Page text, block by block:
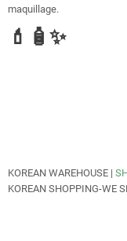
maquillage.
💄🧴✨
KOREAN WAREHOUSE |
KOREAN SHOPPING-WE